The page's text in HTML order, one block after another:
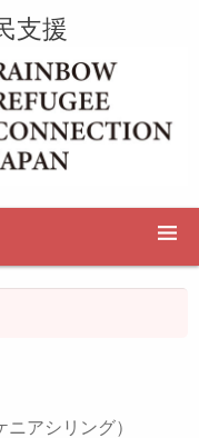
支援
アシリング）